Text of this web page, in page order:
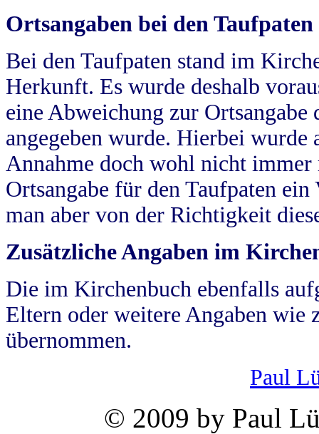
Ortsangaben bei den Taufpaten
Bei den Taufpaten stand im
Herkunft. Es wurde deshalb
eine Abweichung zur
angegeben wurde. Hierbei wurde
Annahme doch wohl nicht
Ortsangabe für den Taufpaten
man aber von der Richtigkeit
Zusätzliche Angaben im
Die im Kirchenbuch ebenfalls
Eltern oder weitere Angaben wie
übernommen.
Paul
© 2009 by Paul